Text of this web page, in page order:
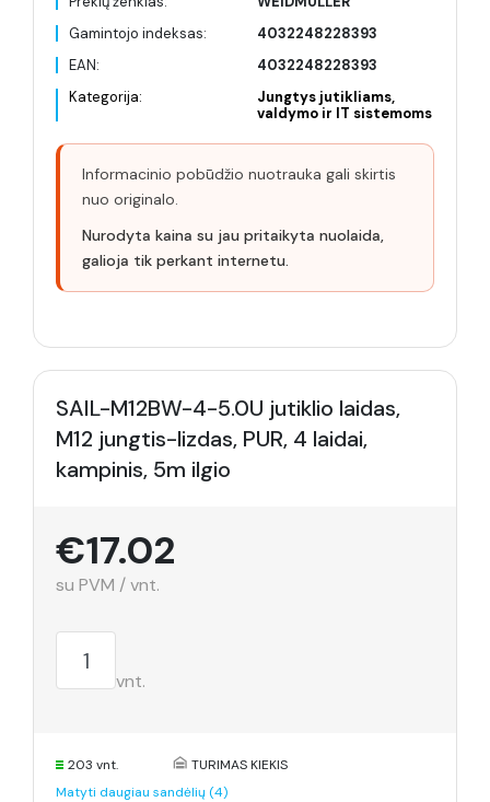
Gamintojo indeksas:
4032248228393
EAN:
4032248228393
Kategorija:
Jungtys jutikliams,
valdymo ir IT sistemoms
Informacinio pobūdžio nuotrauka gali skirtis
nuo originalo.
Nurodyta kaina su jau pritaikyta nuolaida,
galioja tik perkant internetu.
SAIL-M12BW-4-5.0U jutiklio laidas,
M12 jungtis-lizdas, PUR, 4 laidai,
kampinis, 5m ilgio
€17.02
su PVM / vnt.
vnt.
203 vnt.
TURIMAS KIEKIS
Matyti daugiau sandėlių (4)